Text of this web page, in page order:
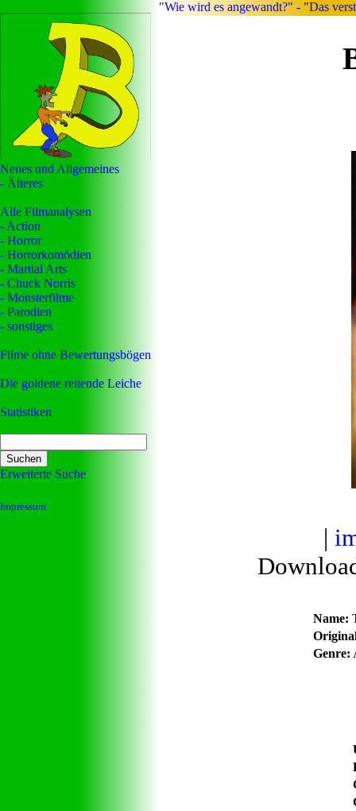
Neues und Allgemeines
- Älteres
Alle Filmanalysen
- Action
- Horror
- Horrorkomödien
- Martial Arts
- Chuck Norris
- Monsterfilme
- Parodien
- sonstiges
Filme ohne Bewertungsbögen
Die goldene reitende Leiche
Statistiken
Erweiterte Suche
Impressum
"Wie wird es angewandt?" - "Das
|
Name:
Genre: